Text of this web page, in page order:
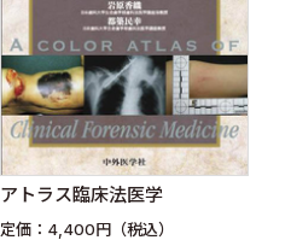
アトラス臨床法医学
定価：4,400円（税込）